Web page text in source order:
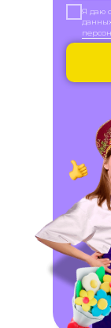
Я даю